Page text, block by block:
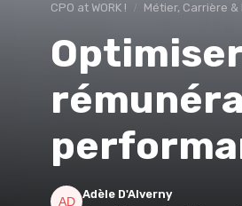
CPO at WORK ! Métier, Carrière &
Adèle D'Alverny